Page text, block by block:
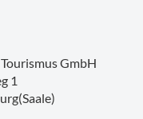
GmbH
1